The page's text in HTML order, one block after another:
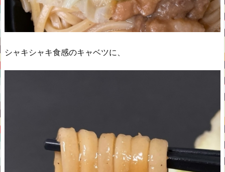
シャキシャキ食感のキャベツに、